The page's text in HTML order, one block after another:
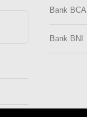
Bank BCA
Bank BNI